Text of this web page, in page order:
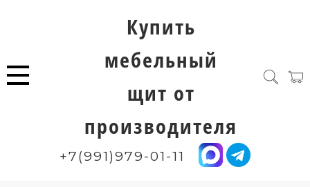
Купить
мебельный
щит от
производителя
+7(991)979-01-11